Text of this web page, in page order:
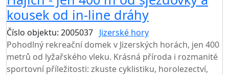
kousek od in-line dráhy
Číslo objektu: 2005037 Jizerské hory
Pohodlný rekreační domek v Jizerských horách, jen 400
metrů od lyžařského vleku. Krásná příroda i rozmanité
sportovní příležitosti: zkuste cyklistiku, horolezectví,